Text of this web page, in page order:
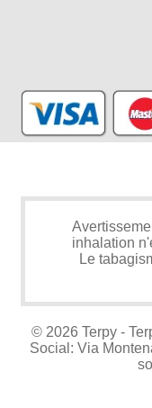
inhalation
Le
© 2026 Terpy -
Social: Via